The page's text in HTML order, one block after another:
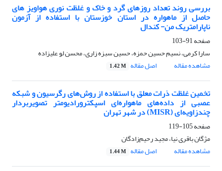
بررسی روند تعداد روزهای گرد و خاک و غلظت نوری هواویز های
حاصل از ماهواره در استان خوزستان با استفاده از آزمون‌
ناپارامتریک من- کندال
صفحه91-103
سارا کرمی، نسیم حسین حمزه، حسین سبزه زاری، محسن لو علیزاده
مشاهده مقاله
اصل مقاله 1.42 M
تخمین غلظت ذرات معلق با استفاده از روش‌های رگرسیون و شبکه
عصبی از داده‌های ماهواره‌ای اسپکترورادیومتر تصویربردار
چندزاویه‌ای (MISR) در شهر تهران
صفحه105-119
مژگان باقری نیا، مجید رحیم‌زادگان
مشاهده مقاله
اصل مقاله 1.44 M